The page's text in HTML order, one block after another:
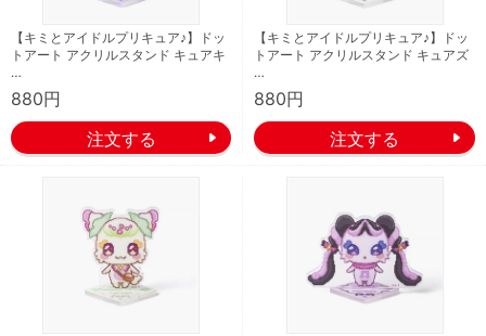
【キミとアイドルプリキュア♪】ドッ
トアート アクリルスタンド キュアキ
…
880円
【キミとアイドルプリキュア♪】ドッ
トアート アクリルスタンド キュアズ
…
880円